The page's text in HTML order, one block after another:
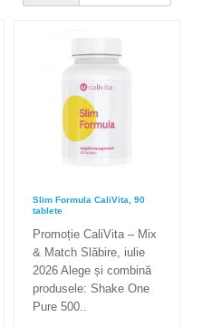
Slim Formula CaliVita, 90
tablete
Promoție CaliVita – Mix
& Match Slăbire, iulie
2026 Alege și combină
produsele: Shake One
Pure 500..